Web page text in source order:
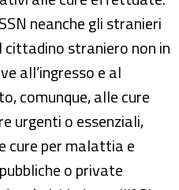
neanche gli stranieri
cittadino straniero non in
all’ingresso e al
comunque, alle cure
urgenti o essenziali,
cure per malattia e
o private